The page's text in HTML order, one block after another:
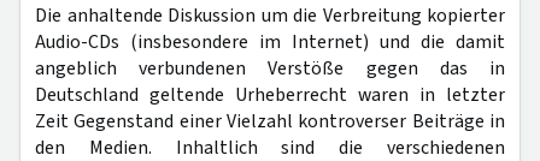
Die anhaltende Diskussion um die Verbreitung kopierter
Audio-CDs (insbesondere im Internet) und die damit
angeblich verbundenen Verstöße gegen das in
Deutschland geltende Urheberrecht waren in letzter
Zeit Gegenstand einer Vielzahl kontroverser Beiträge in
den Medien. Inhaltlich sind die verschiedenen